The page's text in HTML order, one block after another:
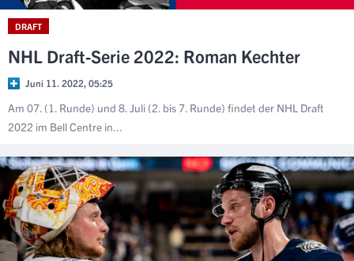
DRAFT
NHL Draft-Serie 2022: Roman Kechter
Juni 11. 2022, 05:25
Am 07. (1. Runde) und 8. Juli (2. bis 7. Runde) findet der NHL Draft
2022 im Bell Centre in...